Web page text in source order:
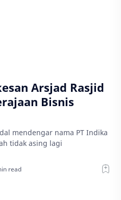
Arsjad Rasjid
Bisnis
mendengar nama PT Indika
tidak asing lagi
read